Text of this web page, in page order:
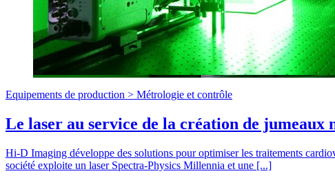
Equipements de production > Métrologie et contrôle
Le laser au service de la création de jumeaux
Hi-D Imaging développe des solutions pour optimiser les traitements
société exploite un laser Spectra-Physics Millennia et une [...]